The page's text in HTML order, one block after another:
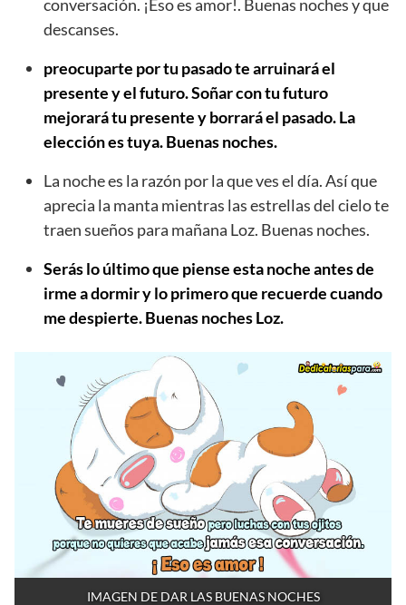
conversación. ¡Eso es amor!. Buenas noches y que
descanses.
preocuparte por tu pasado te arruinará el
presente y el futuro. Soñar con tu futuro
mejorará tu presente y borrará el pasado. La
elección es tuya. Buenas noches.
La noche es la razón por la que ves el día. Así que
aprecia la manta mientras las estrellas del cielo te
traen sueños para mañana Loz. Buenas noches.
Serás lo último que piense esta noche antes de
irme a dormir y lo primero que recuerde cuando
me despierte. Buenas noches Loz.
IMAGEN DE DAR LAS BUENAS NOCHES